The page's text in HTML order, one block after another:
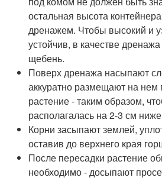
остальная высота
дренажем. Чтобы высокий и
устойчив, в качестве
щебень.
Поверх дренажа насыпают
аккуратно размещают на
растение - таким образом,
располагалась на 2-3 см
Корни засыпают землей,
оставив до верхнего края
После пересадки растение
необходимо - досыпают